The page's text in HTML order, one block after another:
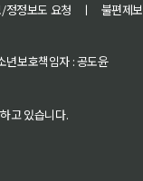
정정보도 요청 ㅣ 불편제보
년보호책임자 : 공도윤
고 있습니다.